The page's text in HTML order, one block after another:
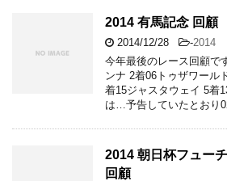
2014 有馬記念 回顧
2014/12/28 -2014
今年最後のレース回顧で
ンナ 2着06トゥザワール
着15ジャスタウェイ 5着
は…予告していたとおり
2014 朝日杯フュー
回顧